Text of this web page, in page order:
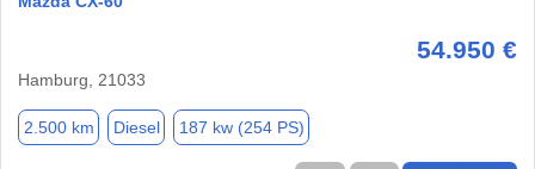
54.950 €
Hamburg, 21033
2.500 km Diesel 187 kw (254 PS)